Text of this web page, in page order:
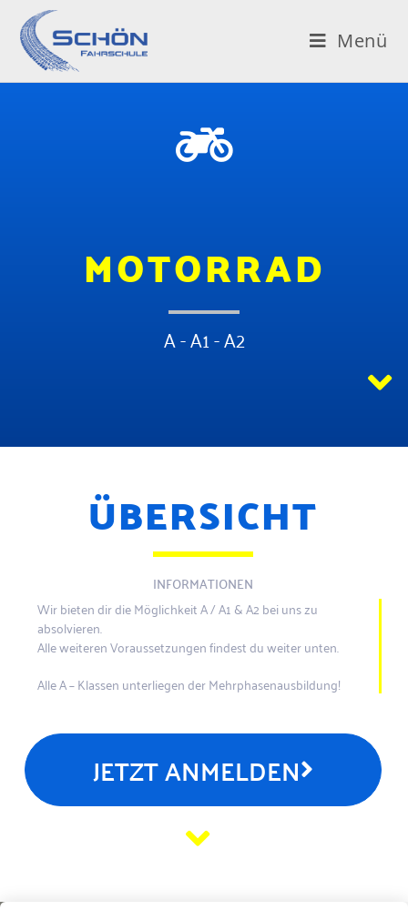
Menü
MOTORRAD
A - A1 - A2
ÜBERSICHT
INFORMATIONEN
Wir bieten dir die Möglichkeit A / A1 & A2 bei uns zu
absolvieren.
Alle weiteren Voraussetzungen findest du weiter unten.
Alle A – Klassen unterliegen der Mehrphasenausbildung!
JETZT ANMELDEN